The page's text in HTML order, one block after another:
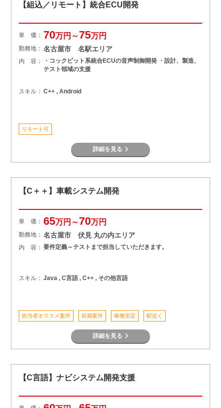
【組込／リモート】統合ECU開発
単 価： 70万円～75万円
勤務地： 名古屋市 名駅エリア
内 容：
・コックピット系統合ECUの音声制御開発 ・設計、製造、
テスト領域の支援
スキル： C++ , Android
リモート可
詳細を見る
【C＋＋】車載システム開発
単 価： 65万円～70万円
勤務地： 名古屋市 伏見 丸の内エリア
内 容： 要件定義～テストまで担当していただきます。
スキル： Java , C言語 , C++ , その他言語
担当者オススメ案件 長期案件 稼働安定 駅近く
詳細を見る
【C言語】ナビシステム開発支援